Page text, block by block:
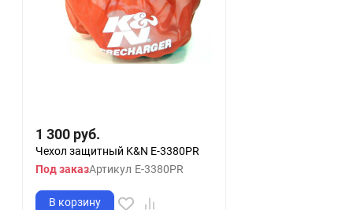
1 300 руб.
Чехол защитный K&N E-3380PR
Под заказАртикул E-3380PR
В корзину